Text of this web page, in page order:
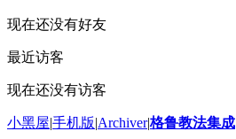
现在还没有好友
最近访客
现在还没有访客
小黑屋|手机版|Archiver|格鲁教法集成